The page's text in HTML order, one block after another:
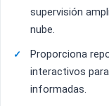
supervisión
nube.
Proporciona
interactivos
informadas.